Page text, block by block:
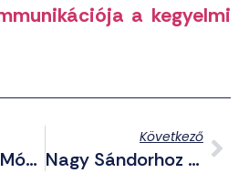
a kegyelmi
Alaptörvényt Módosítana A TISZA; Magyar Győzelem A Beneš-Ügyben; A Fideszre Mutogat A Tisza Az Ukrán Gabona Beengedése Miatt – Telegram-Posztjaink (2026.05.21.)
Következő
Nagy Sándorhoz Köthető Sírt Találtak Görögországban